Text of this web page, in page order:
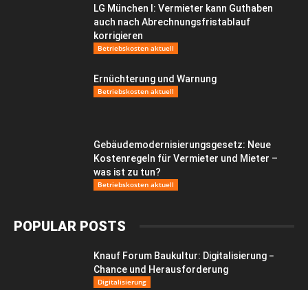
LG München I: Vermieter kann Guthaben
auch nach Abrechnungsfristablauf
korrigieren
Betriebskosten aktuell
Ernüchterung und Warnung
Betriebskosten aktuell
Gebäudemodernisierungsgesetz: Neue
Kostenregeln für Vermieter und Mieter –
was ist zu tun?
Betriebskosten aktuell
POPULAR POSTS
Knauf Forum Baukultur: Digitalisierung −
Chance und Herausforderung
Digitalisierung